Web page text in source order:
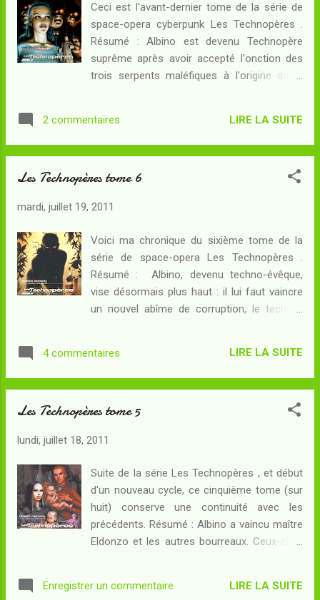
beaucoup de mal à maîtriser... Leur nouveau
monde possède bien des périls inconnus, et
Gofh, compagnon d'Onyx tout juste
ressuscité par Albino, pourrait bien poser lui-
même certains problèmes... La difficulté,
conclure. Ici, l'essentiel de l'action avait pris
Ceci est l'avant-dernier tome de la série de
space-opera cyberpunk Les Technopères .
Résumé : Albino est devenu Technopère
suprême après avoir accepté l'onction des
trois serpents maléfiques à l'origine de la
souhaitant éteindre tous les soleils de la
Galaxie, doit être vaincue, et Hataan, l'anti-
techno, doit être éliminé lui aussi. Percevant
corrompue pour être soignée, Albino choisit
pourra sélectionner les candidats pour l'exil
vers la galaxie promise... Cet épisode a ceci
de particulier qu'il raconte, entre autres, la
victoire d'Albino sur les technopères
corrompus, c'est-à-dire, l'un des deux buts
la galaxie promise. Malgré la trouvaille
2 commentaires LIRE LA SUITE
Les Technopères tome 6
mardi, juillet 19, 2011
Voici ma chronique du sixième tome de la
série de space-opera Les Technopères .
Résumé : Albino, devenu techno-évêque,
vise désormais plus haut : il lui faut vaincre
un nouvel abîme de corruption, le techno-
la véritable maîtresse de la secte pan-
techno. Mais cette fois-ci, alors que
son esprit elle-même, aucun artifice ne lui
fusion avec Saint Severo de Loyoza, une
Panépha et les siens contrôlent désormais
la planète de Mongoroy, qu'ils réforment de
leur mieux. L'eau pure est désormais offerte
à tous. Mais les prêtres de Ramâniyah, la
déesse-chatte, sont mécontents des
Egarés sur un monde hostile, Panépha,
4 commentaires LIRE LA SUITE
Les Technopères tome 5
lundi, juillet 18, 2011
Suite de la série Les Technopères , et début
d'un nouveau cycle, ce cinquième tome (sur
huit) conserve une continuité avec les
précédents. Résumé : Albino a vaincu maître
Eldonzo et les autres bourreaux. Ceux-ci lui
de la hiérarchie pan-techno : le voici aux
Enregistrer un commentaire LIRE LA SUITE